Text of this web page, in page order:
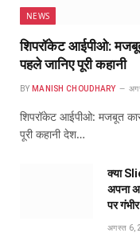
NEWS
शिपरॉकेट आईपीओ:
पहले जानिए पूरी कहानी
BY MANISH CHOUDHARY
शिपरॉकेट आईपीओ: मजबूत
पूरी कहानी देश…
क्या
अपना
पर
अगस्त 6,